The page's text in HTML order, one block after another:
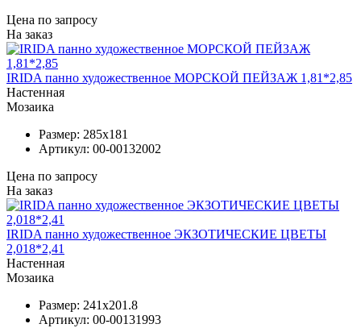
Цена по запросу
На заказ
IRIDA панно художественное МОРСКОЙ ПЕЙЗАЖ 1,81*2,85
Настенная
Мозаика
Размер: 285x181
Артикул: 00-00132002
Цена по запросу
На заказ
IRIDA панно художественное ЭКЗОТИЧЕСКИЕ ЦВЕТЫ
2,018*2,41
Настенная
Мозаика
Размер: 241x201.8
Артикул: 00-00131993